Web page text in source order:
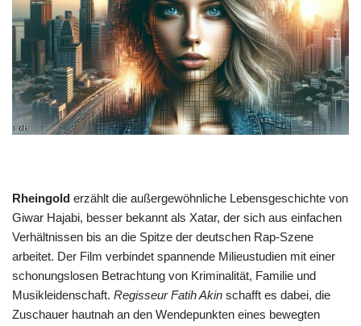
Rheingold erzählt die außergewöhnliche Lebensgeschichte von
Giwar Hajabi, besser bekannt als Xatar, der sich aus einfachen
Verhältnissen bis an die Spitze der deutschen Rap-Szene
arbeitet. Der Film verbindet spannende Milieustudien mit einer
schonungslosen Betrachtung von Kriminalität, Familie und
Musikleidenschaft. Regisseur Fatih Akin schafft es dabei, die
Zuschauer hautnah an den Wendepunkten eines bewegten